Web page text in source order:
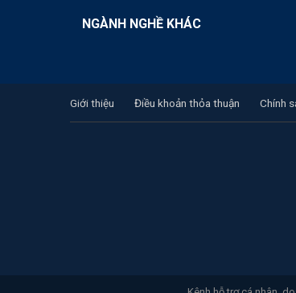
NGÀNH NGHỀ KHÁC
Giới thiệu Điều khoản thỏa thuận Chính